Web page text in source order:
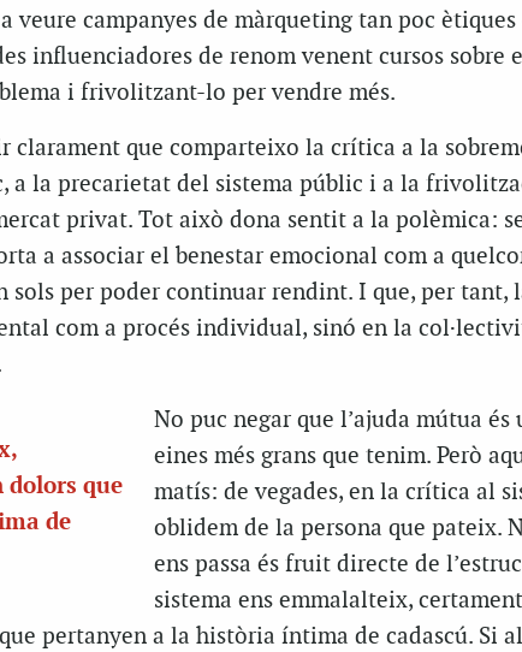
veure campanyes de màrqueting tan poc ètiques
influenciadores de renom venent cursos sobre
i frivolitzant-lo per vendre més.
clarament que comparteixo la crítica a la
a la precarietat del sistema públic i a la
privat. Tot això dona sentit a la polèmica:
a associar el benestar emocional com a
sols per poder continuar rendint. I que, per tant,
com a procés individual, sinó en la
dolors que
de
No puc negar que l’ajuda mútua és
eines més grans que tenim. Però
matís: de vegades, en la crítica al
oblidem de la persona que pateix.
ens passa és fruit directe de
sistema ens emmalalteix,
pertanyen a la història íntima de cadascú. Si